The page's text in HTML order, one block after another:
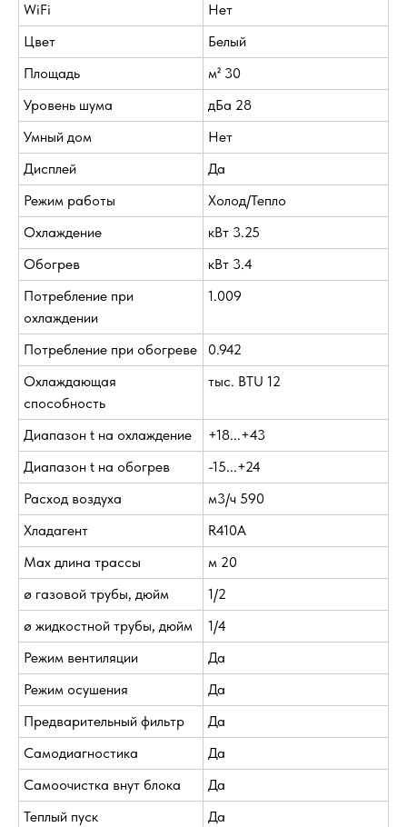
WiFi
Нет
Цвет
Белый
Площадь
м² 30
Уровень шума
дБа 28
Умный дом
Нет
Дисплей
Да
Режим работы
Холод/Тепло
Охлаждение
кВт 3.25
Обогрев
кВт 3.4
Потребление при
охлаждении
1.009
Потребление при обогреве
0.942
Охлаждающая
способность
тыс. BTU 12
Диапазон t на охлаждение
+18...+43
Диапазон t на обогрев
-15...+24
Расход воздуха
м3/ч 590
Хладагент
R410A
Max длина трассы
м 20
ø газовой трубы, дюйм
1/2
ø жидкостной трубы, дюйм
1/4
Режим вентиляции
Да
Режим осушения
Да
Предварительный фильтр
Да
Самодиагностика
Да
Самоочистка внут блока
Да
Теплый пуск
Да